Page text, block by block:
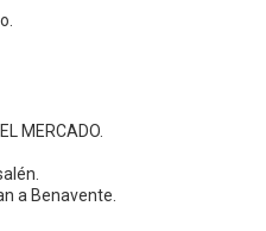
MERCADO.
a Benavente.